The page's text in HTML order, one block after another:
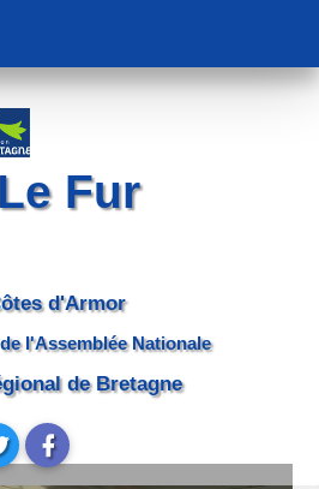
Fur
d'Armor
l'Assemblée Nationale
de Bretagne